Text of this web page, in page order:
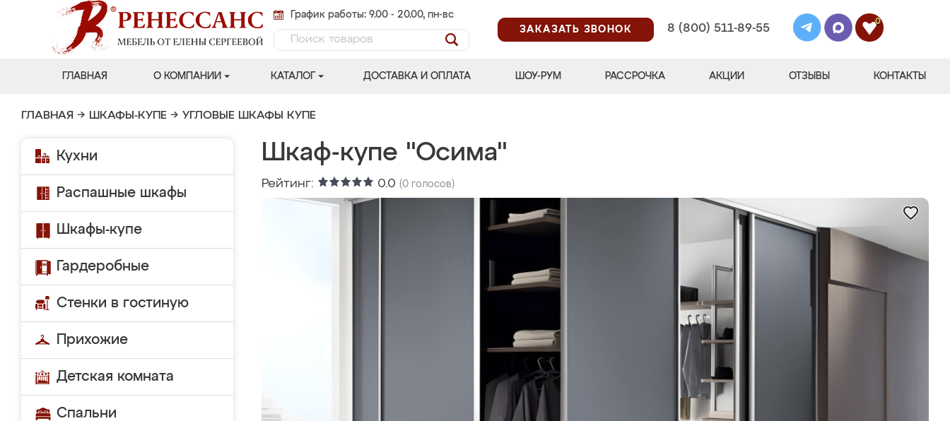
График работы: 9.00 - 20.00, пн-вс
ЗАКАЗАТЬ ЗВОНОК
8 (800) 511-89-55
0
ГЛАВНАЯ О КОМПАНИИ КАТАЛОГ ДОСТАВКА И ОПЛАТА ШОУ-РУМ РАССРОЧКА АКЦИИ ОТЗЫВЫ КОНТАКТЫ
ГЛАВНАЯ → ШКАФЫ-КУПЕ → УГЛОВЫЕ ШКАФЫ КУПЕ
Кухни
Распашные шкафы
Шкафы-купе
Гардеробные
Стенки в гостиную
Прихожие
Детская комната
Спальни
Шкаф-купе "Осима"
Рейтинг: 0.0 (0 голосов)